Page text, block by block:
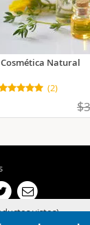
Cosmética Natural
(2)
$
vistos).